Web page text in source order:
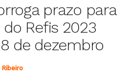
prazo para
Refis 2023
de dezembro